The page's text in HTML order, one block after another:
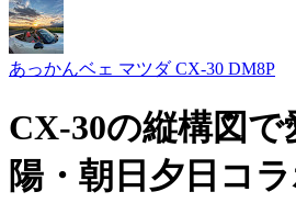
あっかんベェ マツダ CX-30 DM8P
CX-30の縦構図で
陽・朝日夕日コ